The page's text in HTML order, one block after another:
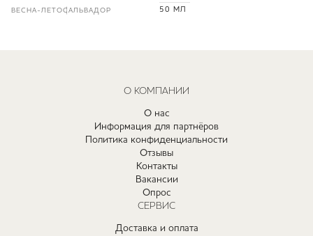
ВЕСНА-ЛЕТОСАЛЬВАДОР 50 МЛ
О КОМПАНИИ
О нас
Информация для партнёров
Политика конфиденциальности
Отзывы
Контакты
Вакансии
Опрос
СЕРВИС
Доставка и оплата